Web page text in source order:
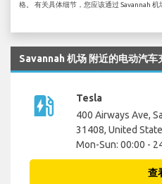
格。 有关具体细节，您应该通过 Savannah 机
Savannah 机场 附近的电动汽车
ev_station
Tesla
400 Airways Ave,
31408, United
Mon-Sun: 00:00 -
查